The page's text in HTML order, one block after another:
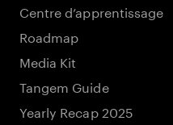
Centre d’apprentissage
Roadmap
Media Kit
Tangem Guide
Yearly Recap 2025